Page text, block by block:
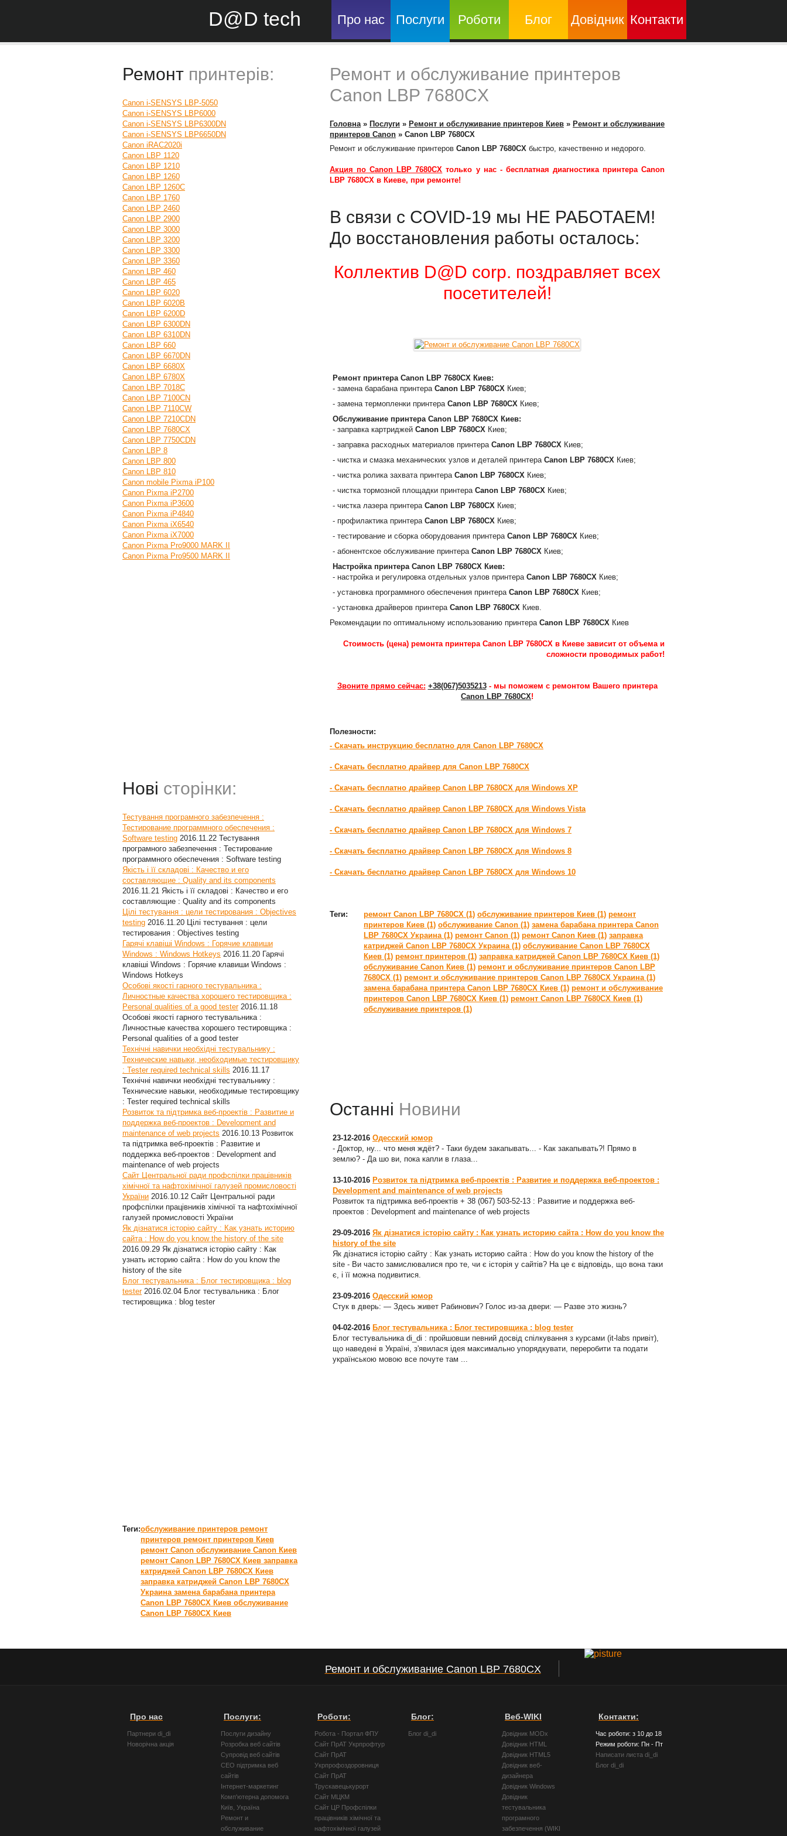
D@D tech Про нас Послуги Роботи Блог Довідник Контакти
Ремонт принтерів:
Canon i-SENSYS LBP-5050
Canon i-SENSYS LBP6000
Canon i-SENSYS LBP6300DN
Canon i-SENSYS LBP6650DN
Canon iRAC2020i
Canon LBP 1120
Canon LBP 1210
Canon LBP 1260
Canon LBP 1260C
Canon LBP 1760
Canon LBP 2460
Canon LBP 2900
Canon LBP 3000
Canon LBP 3200
Canon LBP 3300
Canon LBP 3360
Canon LBP 460
Canon LBP 465
Canon LBP 6020
Canon LBP 6020B
Canon LBP 6200D
Canon LBP 6300DN
Canon LBP 6310DN
Canon LBP 660
Canon LBP 6670DN
Canon LBP 6680X
Canon LBP 6780X
Canon LBP 7018C
Canon LBP 7100CN
Canon LBP 7110CW
Canon LBP 7210CDN
Canon LBP 7680CX
Canon LBP 7750CDN
Canon LBP 8
Canon LBP 800
Canon LBP 810
Canon mobile Pixma iP100
Canon Pixma iP2700
Canon Pixma iP3600
Canon Pixma iP4840
Canon Pixma iX6540
Canon Pixma iX7000
Canon Pixma Pro9000 MARK II
Canon Pixma Pro9500 MARK II
Нові сторінки:
Тестування програмного забезпечення :
Тестирование программного обеспечения :
Software testing 2016.11.22 Тестування
програмного забезпечення : Тестирование
программного обеспечения : Software testing
Якість і її складові : Качество и его
составляющие : Quality and its components
2016.11.21 Якість і її складові : Качество и его
составляющие : Quality and its components
Цілі тестування : цели тестирования : Objectives
testing 2016.11.20 Цілі тестування : цели
тестирования : Objectives testing
Гарячі клавіші Windows : Горячие клавиши
Windows : Windows Hotkeys 2016.11.20 Гарячі
клавіші Windows : Горячие клавиши Windows :
Windows Hotkeys
Особові якості гарного тестувальника :
Личностные качества хорошего тестировщика :
Personal qualities of a good tester 2016.11.18
Особові якості гарного тестувальника :
Личностные качества хорошего тестировщика :
Personal qualities of a good tester
Технічні навички необхідні тестувальнику :
Технические навыки, необходимые тестировщику
: Tester required technical skills 2016.11.17
Технічні навички необхідні тестувальнику :
Технические навыки, необходимые тестировщику
: Tester required technical skills
Розвиток та підтримка веб-проектів : Развитие и
поддержка веб-проектов : Development and
maintenance of web projects 2016.10.13 Розвиток
та підтримка веб-проектів : Развитие и
поддержка веб-проектов : Development and
maintenance of web projects
Сайт Центральної ради профспілки працівників
хімічної та нафтохімічної галузей промисловості
України 2016.10.12 Сайт Центральної ради
профспілки працівників хімічної та нафтохімічної
галузей промисловості України
Як дізнатися історію сайту : Как узнать историю
сайта : How do you know the history of the site
2016.09.29 Як дізнатися історію сайту : Как
узнать историю сайта : How do you know the
history of the site
Блог тестувальника : Блог тестировщика : blog
tester 2016.02.04 Блог тестувальника : Блог
тестировщика : blog tester
Теги:обслуживание принтеров ремонт
принтеров ремонт принтеров Киев
ремонт Canon обслуживание Canon Киев
ремонт Canon LBP 7680CX Киев заправка
катриджей Canon LBP 7680CX Киев
заправка катриджей Canon LBP 7680CX
Украина замена барабана принтера
Canon LBP 7680CX Киев обслуживание
Canon LBP 7680CX Киев
Ремонт и обслуживание принтеров
Canon LBP 7680CX
Головна» Послуги » Ремонт и обслуживание принтеров Киев » Ремонт и обслуживание
принтеров Canon » Canon LBP 7680CX
Ремонт и обслуживание принтеров Canon LBP 7680CX быстро, качественно и недорого.
Акция по Canon LBP 7680CX только у нас - бесплатная диагностика принтера Canon
LBP 7680CX в Киеве, при ремонте!
В связи с COVID-19 мы НЕ РАБОТАЕМ!
До восстановления работы осталось:
Коллектив D@D corp. поздравляет всех
посетителей!
Ремонт принтера Canon LBP 7680CX Киев:
- замена барабана принтера Canon LBP 7680CX Киев;
- замена термопленки принтера Canon LBP 7680CX Киев;
Обслуживание принтера Canon LBP 7680CX Киев:
- заправка картриджей Canon LBP 7680CX Киев;
- заправка расходных материалов принтера Canon LBP 7680CX Киев;
- чистка и смазка механических узлов и деталей принтера Canon LBP 7680CX Киев;
- чистка ролика захвата принтера Canon LBP 7680CX Киев;
- чистка тормозной площадки принтера Canon LBP 7680CX Киев;
- чистка лазера принтера Canon LBP 7680CX Киев;
- профилактика принтера Canon LBP 7680CX Киев;
- тестирование и сборка оборудования принтера Canon LBP 7680CX Киев;
- абонентское обслуживание принтера Canon LBP 7680CX Киев;
Настройка принтера Canon LBP 7680CX Киев:
- настройка и регулировка отдельных узлов принтера Canon LBP 7680CX Киев;
- установка программного обеспечения принтера Canon LBP 7680CX Киев;
- установка драйверов принтера Canon LBP 7680CX Киев.
Рекомендации по оптимальному использованию принтера Canon LBP 7680CX Киев
Стоимость (цена) ремонта принтера Canon LBP 7680CX в Киеве зависит от объема и
сложности проводимых работ!
Звоните прямо сейчас: +38(067)5035213- мы поможем с ремонтом Вашего принтера
Canon LBP 7680CX!
Полезности:
- Скачать инструкцию бесплатно для Canon LBP 7680CX
- Скачать бесплатно драйвер для Canon LBP 7680CX
- Скачать бесплатно драйвер Canon LBP 7680CX для Windows XP
- Скачать бесплатно драйвер Canon LBP 7680CX для Windows Vista
- Скачать бесплатно драйвер Canon LBP 7680CX для Windows 7
- Скачать бесплатно драйвер Canon LBP 7680CX для Windows 8
- Скачать бесплатно драйвер Canon LBP 7680CX для Windows 10
Теги: ремонт Canon LBP 7680CX (1) обслуживание принтеров Киев (1) ремонт
принтеров Киев (1) обслуживание Canon (1) замена барабана принтера Canon
LBP 7680CX Украина (1) ремонт Canon (1) ремонт Canon Киев (1) заправка
катриджей Canon LBP 7680CX Украина (1) обслуживание Canon LBP 7680CX
Киев (1) ремонт принтеров (1) заправка катриджей Canon LBP 7680CX Киев (1)
обслуживание Canon Киев (1) ремонт и обслуживание принтеров Canon LBP
7680CX (1) ремонт и обслуживание принтеров Canon LBP 7680CX Украина (1)
замена барабана принтера Canon LBP 7680CX Киев (1) ремонт и обслуживание
принтеров Canon LBP 7680CX Киев (1) ремонт Canon LBP 7680CX Киев (1)
обслуживание принтеров (1)
Останні Новини
23-12-2016 Одесский юмор
- Доктор, ну... что меня ждёт? - Таки будем закапывать... - Как закапывать?! Прямо в
землю? - Да шо ви, пока капли в глаза...
13-10-2016 Розвиток та підтримка веб-проектів : Развитие и поддержка веб-проектов :
Development and maintenance of web projects
Розвиток та підтримка веб-проектів + 38 (067) 503-52-13 : Развитие и поддержка веб-
проектов : Development and maintenance of web projects
29-09-2016 Як дізнатися історію сайту : Как узнать историю сайта : How do you know the
history of the site
Як дізнатися історію сайту : Как узнать историю сайта : How do you know the history of the
site - Ви часто замислювалися про те, чи є історія у сайтів? На це є відповідь, що вона таки
є, і її можна подивитися.
23-09-2016 Одесский юмор
Стук в дверь: — Здесь живет Рабинович? Голос из-за двери: — Разве это жизнь?
04-02-2016 Блог тестувальника : Блог тестировщика : blog tester
Блог тестувальника di_di : пройшовши певний досвід спілкування з курсами (it-labs привіт),
що наведені в Україні, з'явилася ідея максимально упорядкувати, переробити та подати
українською мовою все почуте там ...
Ремонт и обслуживание Canon LBP 7680CX
Про нас
Партнери di_di
Новорічна акція
Послуги:
Послуги дизайну
Розробка веб сайтів
Супровід веб сайтів
СЕО підтримка веб
сайтів
Інтернет-маркетинг
Комп'ютерна допомога
Київ, Україна
Ремонт и
обслуживание
Роботи:
Робота - Портал ФПУ
Сайт ПрАТ Укрпрофтур
Сайт ПрАТ
Укрпрофоздоровниця
Сайт ПрАТ
Трускавецькурорт
Сайт МЦКМ
Сайт ЦР Профспілки
працівників хімічної та
нафтохімічної галузей
Блог:
Блог di_di
Веб-WIKI
Довідник MODx
Довідник HTML
Довідник HTML5
Довідник веб-
дизайнера
Довідник Windows
Довідник
тестувальника
програмного
забезпечення (WIKI
Контакти:
Час роботи: з 10 до 18
Режим роботи: Пн - Пт
Написати листа di_di
Блог di_di